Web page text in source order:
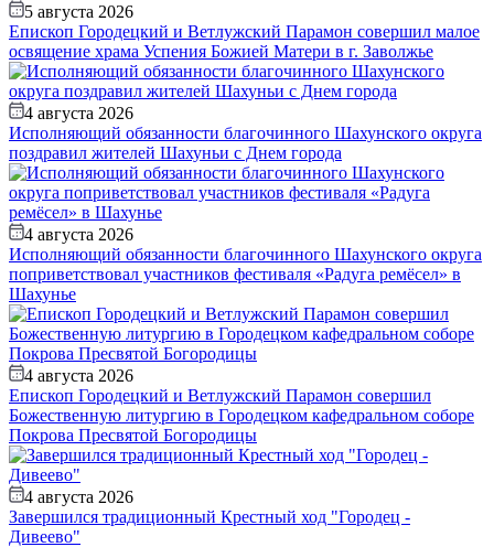
5 августа 2026
Епископ Городецкий и Ветлужский Парамон совершил малое
освящение храма Успения Божией Матери в г. Заволжье
4 августа 2026
Исполняющий обязанности благочинного Шахунского округа
поздравил жителей Шахуньи с Днем города
4 августа 2026
Исполняющий обязанности благочинного Шахунского округа
поприветствовал участников фестиваля «Радуга ремёсел» в
Шахунье
4 августа 2026
Епископ Городецкий и Ветлужский Парамон совершил
Божественную литургию в Городецком кафедральном соборе
Покрова Пресвятой Богородицы
4 августа 2026
Завершился традиционный Крестный ход "Городец -
Дивеево"